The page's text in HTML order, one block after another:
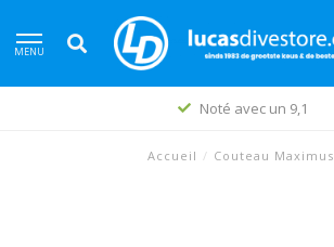
MENU
Noté avec un 9,1
Accueil / Couteau Maximus